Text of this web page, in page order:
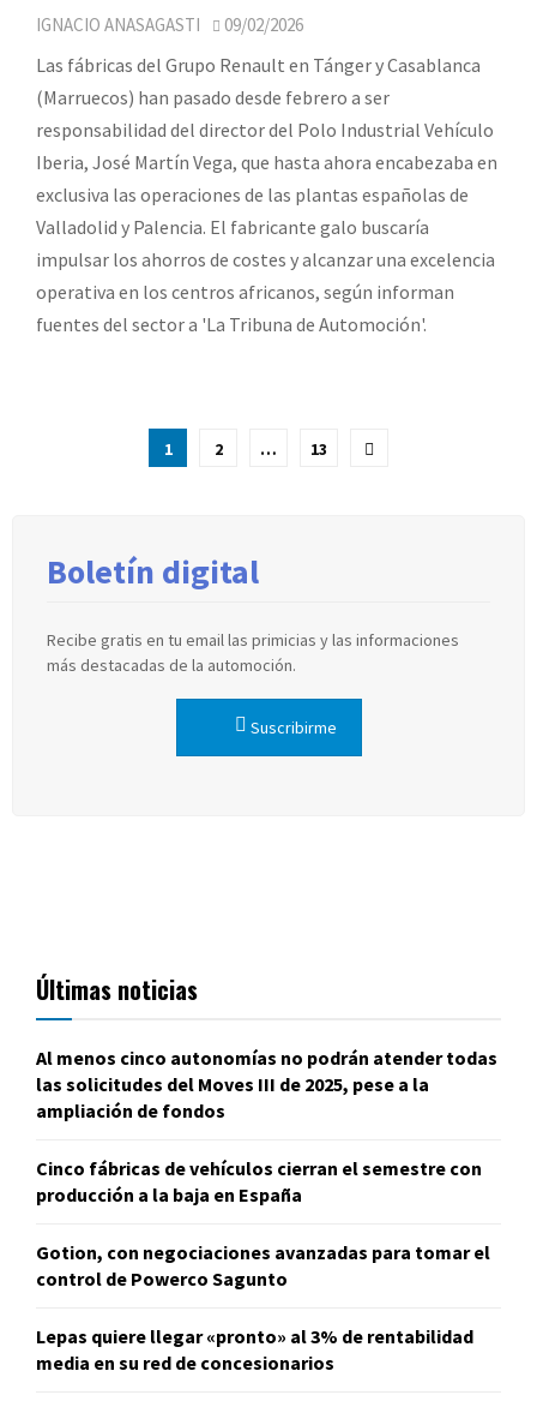
IGNACIO ANASAGASTI 09/02/2026
Las fábricas del Grupo Renault en Tánger y Casablanca
(Marruecos) han pasado desde febrero a ser
responsabilidad del director del Polo Industrial Vehículo
Iberia, José Martín Vega, que hasta ahora encabezaba en
exclusiva las operaciones de las plantas españolas de
Valladolid y Palencia. El fabricante galo buscaría
impulsar los ahorros de costes y alcanzar una excelencia
operativa en los centros africanos, según informan
fuentes del sector a 'La Tribuna de Automoción'.
Paginación
1 2 … 13
Boletín digital
Recibe gratis en tu email las primicias y las informaciones
más destacadas de la automoción.
Suscribirme
Últimas noticias
Al menos cinco autonomías no podrán atender todas
las solicitudes del Moves III de 2025, pese a la
ampliación de fondos
Cinco fábricas de vehículos cierran el semestre con
producción a la baja en España
Gotion, con negociaciones avanzadas para tomar el
control de Powerco Sagunto
Lepas quiere llegar «pronto» al 3% de rentabilidad
media en su red de concesionarios